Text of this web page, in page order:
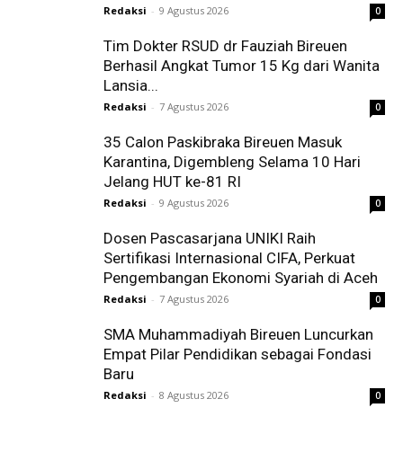
Redaksi - 9 Agustus 2026 0
Tim Dokter RSUD dr Fauziah Bireuen
Berhasil Angkat Tumor 15 Kg dari Wanita
Lansia...
Redaksi - 7 Agustus 2026 0
35 Calon Paskibraka Bireuen Masuk
Karantina, Digembleng Selama 10 Hari
Jelang HUT ke-81 RI
Redaksi - 9 Agustus 2026 0
Dosen Pascasarjana UNIKI Raih
Sertifikasi Internasional CIFA, Perkuat
Pengembangan Ekonomi Syariah di Aceh
Redaksi - 7 Agustus 2026 0
SMA Muhammadiyah Bireuen Luncurkan
Empat Pilar Pendidikan sebagai Fondasi
Baru
Redaksi - 8 Agustus 2026 0